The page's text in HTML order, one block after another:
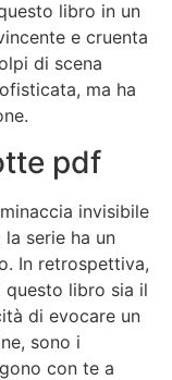
libro in un
e cruenta
di scena
ma ha
pdf
invisibile
serie ha un
In retrospettiva,
questo libro sia il
di evocare un
sono i
con te a